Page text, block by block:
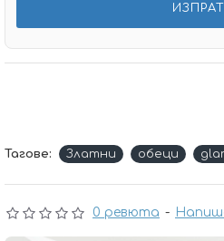
0 ревюта -
Тагове: Златни обеци